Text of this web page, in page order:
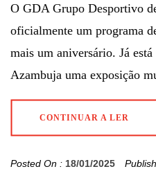
O GDA Grupo Desportivo
oficialmente um programa
mais um aniversário. Já
Azambuja uma exposição
CONTINUAR A LER
Posted On : 18/01/2025